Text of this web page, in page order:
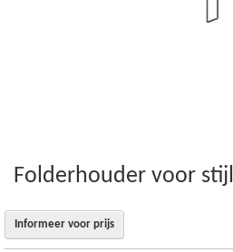
Ga
het
begin
van
Folderhouder voor stijl
Informeer voor prijs